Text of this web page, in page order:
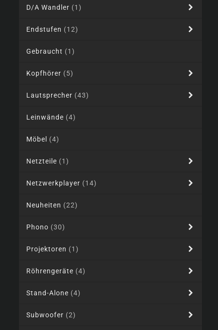
D/A Wandler (1)
Endstufen (12)
Gebraucht (1)
Kopfhörer (5)
Lautsprecher (43)
Leinwände (4)
Möbel (4)
Netzteile (1)
Netzwerkplayer (14)
Neuheiten (22)
Phono (30)
Projektoren (1)
Röhrengeräte (4)
Stand-Alone (4)
Subwoofer (2)